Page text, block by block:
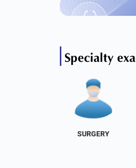
Specialty
SURGERY